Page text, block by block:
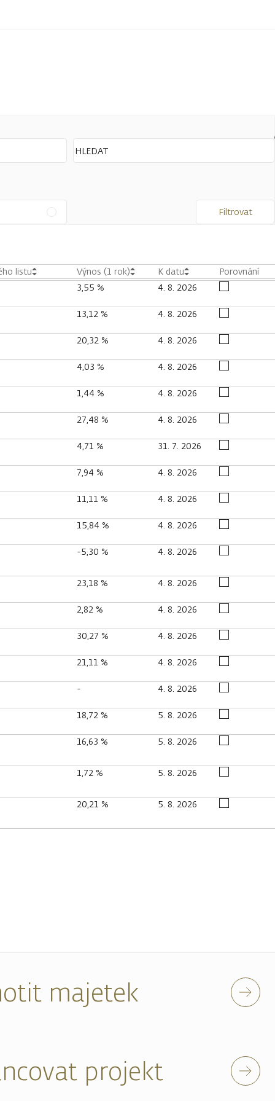
Filtrovat
listu Výnos (1 rok) K datu Porovnání
3,55 % 4. 8. 2026
13,12 % 4. 8. 2026
20,32 % 4. 8. 2026
4,03 % 4. 8. 2026
1,44 % 4. 8. 2026
27,48 % 4. 8. 2026
4,71 % 31. 7. 2026
7,94 % 4. 8. 2026
11,11 % 4. 8. 2026
15,84 % 4. 8. 2026
-5,30 % 4. 8. 2026
23,18 % 4. 8. 2026
2,82 % 4. 8. 2026
30,27 % 4. 8. 2026
21,11 % 4. 8. 2026
- 4. 8. 2026
18,72 % 5. 8. 2026
16,63 % 5. 8. 2026
1,72 % 5. 8. 2026
20,21 % 5. 8. 2026
majetek
projekt